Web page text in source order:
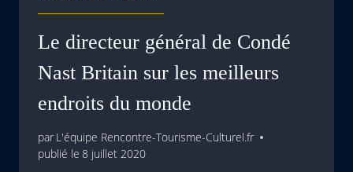
Le directeur général de Condé
Nast Britain sur les meilleurs
endroits du monde
par L'équipe Rencontre-Tourisme-Culturel.fr
publié le 8 juillet 2020